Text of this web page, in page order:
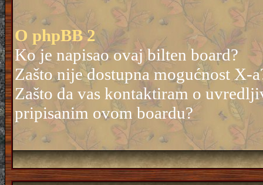
O phpBB 2
Ko je napisao ovaj bilten board?
Zašto nije dostupna mogućnost X-
Zašto da vas kontaktiram o
pripisanim ovom boardu?